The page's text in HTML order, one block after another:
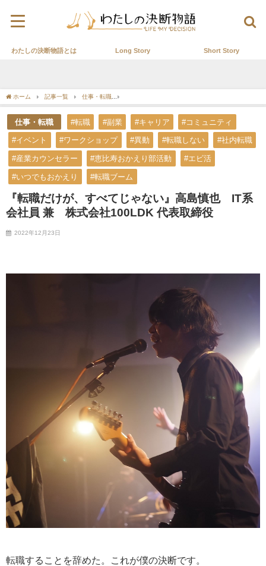
わたしの決断物語とは Long Story Short Story
ホーム 記事一覧 仕事・転職
仕事・転職 #転職 #副業 #キャリア #コミュニティ
#イベント #ワークショップ #異動 #転職しない #社内転職
#産業カウンセラー #恵比寿おかえり部活動 #エビ活
#いつでもおかえり #転職ブーム
『転職だけが、すべてじゃない』高島慎也 IT系
会社員 兼 株式会社100LDK 代表取締役
2022年12月23日
転職することを辞めた。これが僕の決断です。